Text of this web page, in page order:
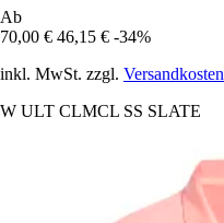
Ab
70,00 € 46,15 € -34%
inkl. MwSt. zzgl. Versandkosten
W ULT CLMCL SS SLATE